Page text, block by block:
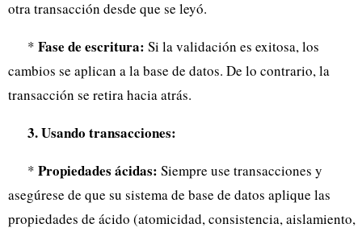
otra transacción desde que se leyó.
* Fase de escritura: Si la validación es exitosa, los
cambios se aplican a la base de datos. De lo contrario, la
transacción se retira hacia atrás.
3. Usando transacciones:
* Propiedades ácidas: Siempre use transacciones y
asegúrese de que su sistema de base de datos aplique las
propiedades de ácido (atomicidad, consistencia, aislamiento,